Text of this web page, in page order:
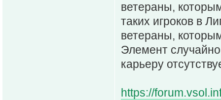
ветераны,
таких игроков в
ветераны,
Элемент
карьеру
https://